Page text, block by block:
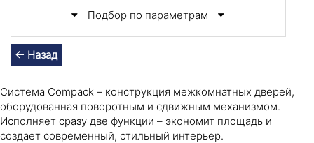
Подбор по параметрам
← Назад
Система Compack – конструкция межкомнатных дверей,
оборудованная поворотным и сдвижным механизмом.
Исполняет сразу две функции – экономит площадь и
создает современный, стильный интерьер.